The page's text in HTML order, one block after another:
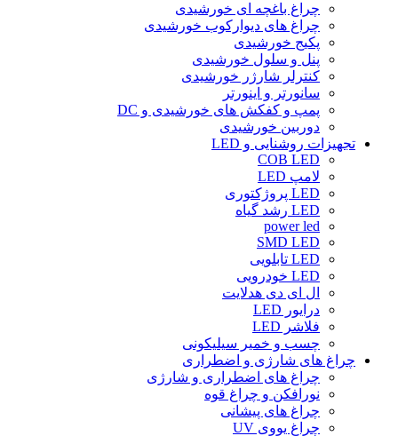
چراغ باغچه ای خورشیدی
چراغ های دیوارکوب خورشیدی
پکیج خورشیدی
پنل و سلول خورشیدی
کنترلر شارژر خورشیدی
سانورتر و اینورتر
پمپ و کفکش های خورشیدی و DC
دوربین خورشیدی
تجهیزات روشنایی و LED
COB LED
لامپ LED
LED پروژکتوری
LED رشد گیاه
power led
SMD LED
LED تابلویی
LED خودرویی
ال ای دی هدلایت
درایور LED
فلاشر LED
چسب و خمیر سیلیکونی
چراغ های شارژی و اضطراری
چراغ های اضطراری و شارژی
نورافکن و چراغ قوه
چراغ های پیشانی
چراغ یووی UV